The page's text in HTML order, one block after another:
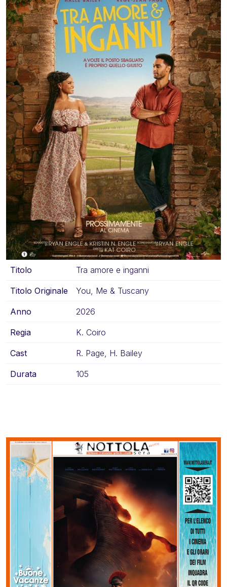
Titolo Tra amore e inganni
Titolo Originale You, Me & Tuscany
Anno 2026
Regia K. Coiro
Cast R. Page, H. Bailey
Durata 105